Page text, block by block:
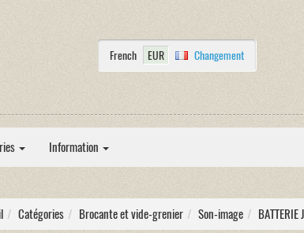
French EUR Changement
Information
Catégories Brocante et vide-grenier Son-image BATTERIE